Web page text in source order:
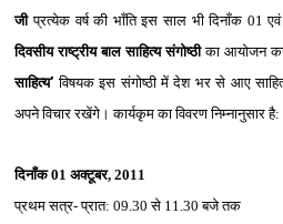
जीप्रत्‍येक वर्ष की भाँति इस साल भी दिनाँक 01
दिवसीय राष्‍ट्रीय बाल साहित्‍य संगोष्‍ठीका आयोजन
साहित्‍य’ विषयक इस संगोष्‍ठी में देश भर से आए
अपने विचार रखेंगे। कार्यकृम का विवरण निम्‍नानुसार है:
दिनाँक 01 अक्‍टूबर, 2011
प्रथम सत्र- प्रात: 09.30 से 11.30 बजे तक